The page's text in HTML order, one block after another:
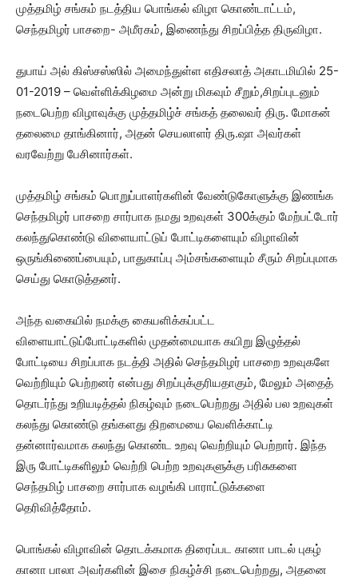
முத்தமிழ் சங்கம் நடத்திய பொங்கல் விழா கொண்டாட்டம்,
செந்தமிழர் பாசறை- அமீரகம், இணைந்து சிறப்பித்த திருவிழா.
துபாய் அல் கிஸ்சஸ்ஸில் அமைந்துள்ள எதிசலாத் அகாடமியில் 25-
01-2019 – வெள்ளிக்கிழமை அன்று மிகவும் சீறும்,சிறப்புடனும்
நடைபெற்ற விழாவுக்கு முத்தமிழ்ச் சங்கத் தலைவர் திரு. மோகன்
தலைமை தாங்கினார், அதன் செயலாளர் திரு.ஷா அவர்கள்
வரவேற்று பேசினார்கள்.
முத்தமிழ் சங்கம் பொறுப்பாளர்களின் வேண்டுகோளுக்கு இணங்க
செந்தமிழர் பாசறை சார்பாக நமது உறவுகள் 300க்கும் மேற்பட்டோர்
கலந்துகொண்டு விளையாட்டுப் போட்டிகளையும் விழாவின்
ஒருங்கிணைப்பையும், பாதுகாப்பு அம்சங்களையும் சீரும் சிறப்புமாக
செய்து கொடுத்தனர்.
அந்த வகையில் நமக்கு கையளிக்கப்பட்ட
விளையாட்டுப்போட்டிகளில் முதன்மையாக கயிறு இழுத்தல்
போட்டியை சிறப்பாக நடத்தி அதில் செந்தமிழர் பாசறை உறவுகளே
வெற்றியும் பெற்றனர் என்பது சிறப்புக்குரியதாகும், மேலும் அதைத்
தொடர்ந்து உறியடித்தல் நிகழ்வும் நடைபெற்றது அதில் பல உறவுகள்
கலந்து கொண்டு தங்களது திறமையை வெளிக்காட்டி
தன்னார்வமாக கலந்து கொண்ட உறவு வெற்றியும் பெற்றார். இந்த
இரு போட்டிகளிலும் வெற்றி பெற்ற உறவுகளுக்கு பரிசுகளை
செந்தமிழ் பாசறை சார்பாக வழங்கி பாராட்டுக்களை
தெரிவித்தோம்.
பொங்கல் விழாவின் தொடக்கமாக திரைப்பட கானா பாடல் புகழ்
கானா பாலா அவர்களின் இசை நிகழ்ச்சி நடைபெற்றது, அதனை